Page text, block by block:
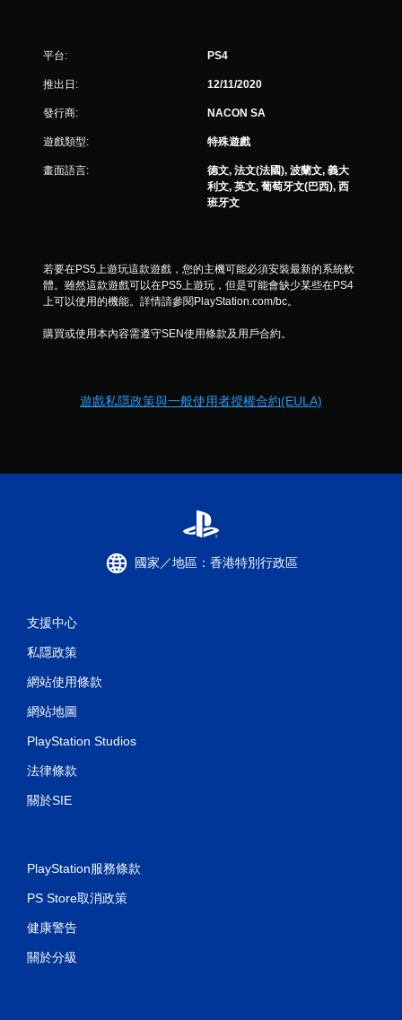
分
平台: PS4
推出日: 12/11/2020
發行商: NACON SA
遊戲類型: 特殊遊戲
畫面語言:
德文, 法文(法國), 波蘭文, 義大
利文, 英文, 葡萄牙文(巴西), 西
班牙文
若要在PS5上遊玩這款遊戲，您的主機可能必須安裝最新的系統軟
體。雖然這款遊戲可以在PS5上遊玩，但是可能會缺少某些在PS4
上可以使用的機能。詳情請參閱PlayStation.com/bc。
購買或使用本內容需遵守SEN使用條款及用戶合約。
遊戲私隱政策與一般使用者授權合約(EULA)
國家／地區：香港特別行政區
支援中心
私隱政策
網站使用條款
網站地圖
PlayStation Studios
法律條款
關於SIE
PlayStation服務條款
PS Store取消政策
健康警告
關於分級